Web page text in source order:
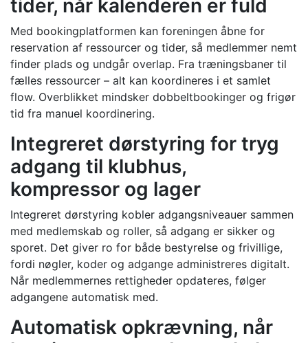
tider, når kalenderen er fuld
Med bookingplatformen kan foreningen åbne for
reservation af ressourcer og tider, så medlemmer nemt
finder plads og undgår overlap. Fra træningsbaner til
fælles ressourcer – alt kan koordineres i et samlet
flow. Overblikket mindsker dobbeltbookinger og frigør
tid fra manuel koordinering.
Integreret dørstyring for tryg
adgang til klubhus,
kompressor og lager
Integreret dørstyring kobler adgangsniveauer sammen
med medlemskab og roller, så adgang er sikker og
sporet. Det giver ro for både bestyrelse og frivillige,
fordi nøgler, koder og adgange administreres digitalt.
Når medlemmernes rettigheder opdateres, følger
adgangene automatisk med.
Automatisk opkrævning, når